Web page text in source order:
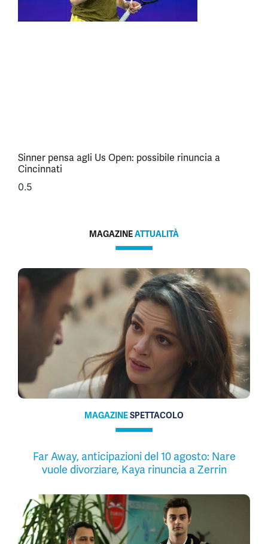
Sinner pensa agli Us Open: possibile rinuncia a
Cincinnati
MAGAZINEATTUALITÀ
MAGAZINESPETTACOLO
Far Away, anticipazioni del 10 agosto: Nare
vuole divorziare, Kaya rinuncia a Zerrin